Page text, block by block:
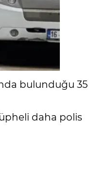
bulunduğu 35
daha polis